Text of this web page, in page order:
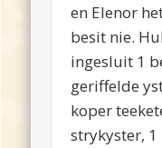
en Elenor
besit nie.
ingesluit 1
geriffelde
koper
strykyster,